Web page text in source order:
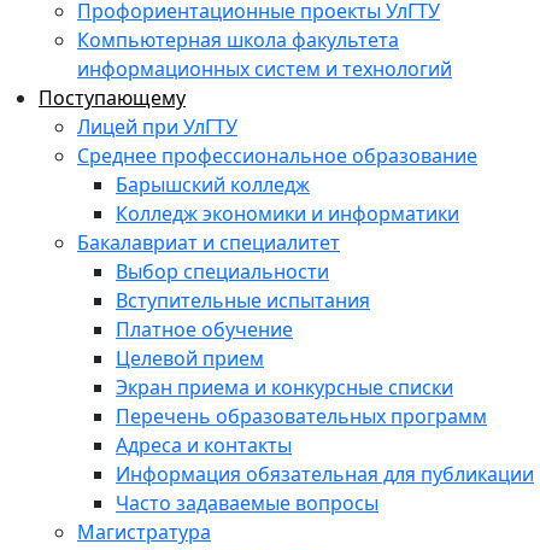
Профориентационные проекты УлГТУ
Компьютерная школа факультета
информационных систем и технологий
Поступающему
Лицей при УлГТУ
Среднее профессиональное образование
Барышский колледж
Колледж экономики и информатики
Бакалавриат и специалитет
Выбор специальности
Вступительные испытания
Платное обучение
Целевой прием
Экран приема и конкурсные списки
Перечень образовательных программ
Адреса и контакты
Информация обязательная для публикации
Часто задаваемые вопросы
Магистратура